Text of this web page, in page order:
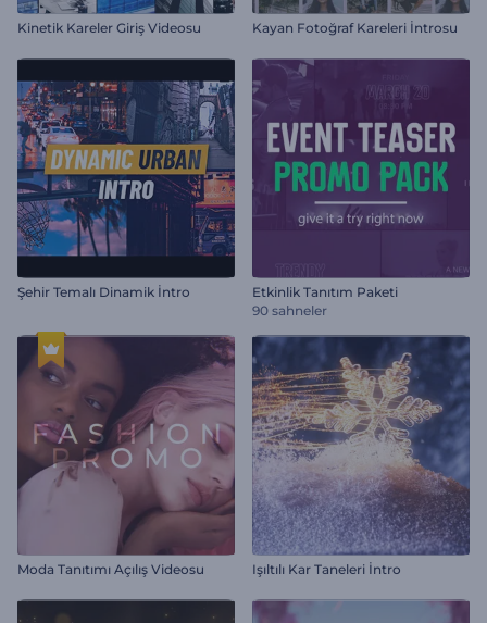
Kinetik Kareler Giriş Videosu Kayan Fotoğraf Kareleri İntrosu
Şehir Temalı Dinamik İntro
Etkinlik Tanıtım Paketi
90 sahneler
Moda Tanıtımı Açılış Videosu Işıltılı Kar Taneleri İntro